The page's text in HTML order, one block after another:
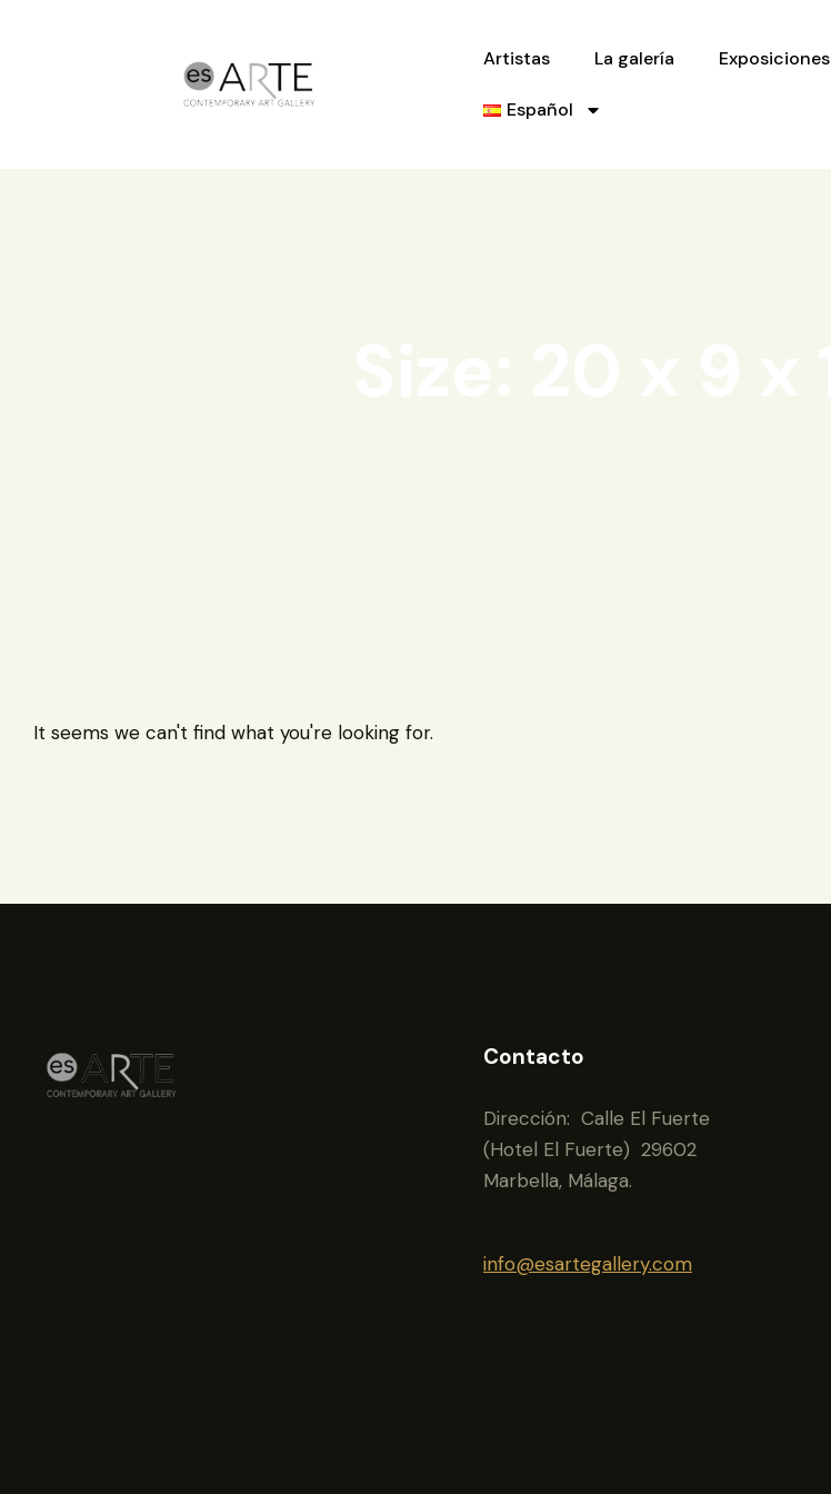
Artistas La galería Exposiciones
Español
It seems we can't find what you're looking for.
Contacto
Dirección: Calle El Fuerte
(Hotel El Fuerte) 29602
Marbella, Málaga.
info@esartegallery.com